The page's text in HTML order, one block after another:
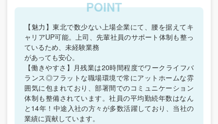
【魅力】東北で数少ない上場企業にて、腰を据えてキ
ャリアUP可能。上司、先輩社員のサポート体制も整っ
ているため、未経験業務
があっても安心。
【働きやすさ】月残業は20時間程度でワークライフバ
ランス◎フラットな職場環境で常にアットホームな雰
囲気に包まれており、部署間でのコミュニケーション
体制も整備されています。社員の平均勤続年数はなん
と14年！中途入社の方々が多数活躍しており、当社の
業績に貢献しています。